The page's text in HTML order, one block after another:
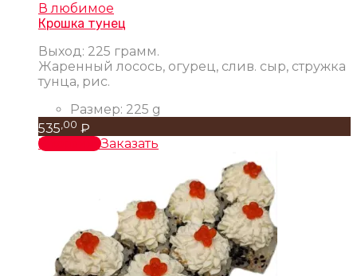
В любимое
Крошка тунец
Выход: 225 грамм.
Жаренный лосось, огурец, слив. сыр, стружка
тунца, рис.
Размер: 225 g
535 ,00 ₽
В корзинуЗаказать